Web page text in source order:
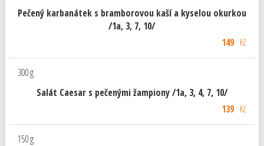
Pečený karbanátek s bramborovou kaší a kyselou okurkou
/1a, 3, 7, 10/
149Kč
300 g
Salát Caesar s pečenými žampiony /1a, 3, 4, 7, 10/
139Kč
150 g